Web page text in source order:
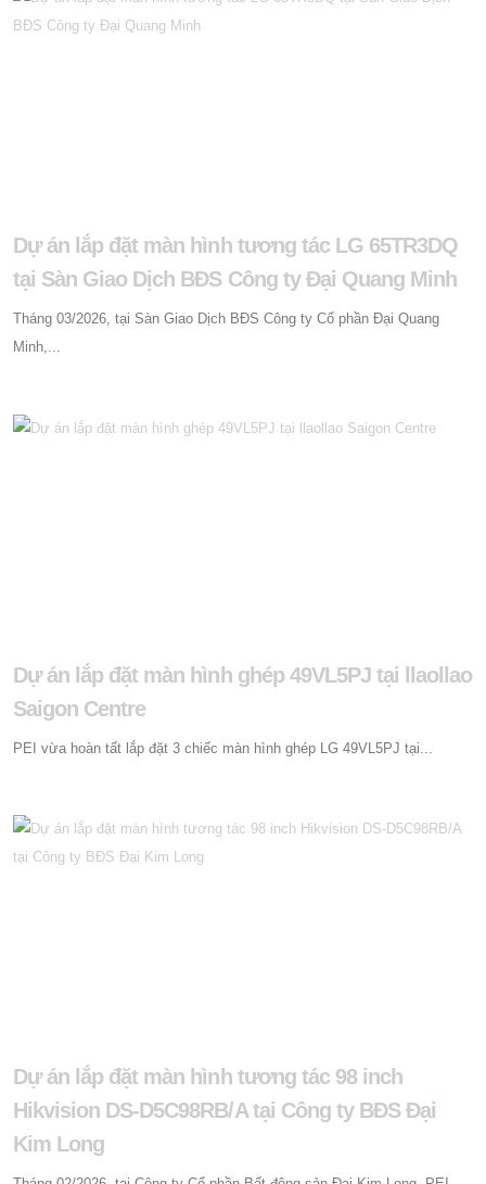
Dự án lắp đặt màn hình tương tác LG 65TR3DQ
tại Sàn Giao Dịch BĐS Công ty Đại Quang Minh
Tháng 03/2026, tại Sàn Giao Dịch BĐS Công ty Cổ phần Đại Quang
Minh,...
Dự án lắp đặt màn hình ghép 49VL5PJ tại llaollao
Saigon Centre
PEI vừa hoàn tất lắp đặt 3 chiếc màn hình ghép LG 49VL5PJ tại...
Dự án lắp đặt màn hình tương tác 98 inch
Hikvision DS-D5C98RB/A tại Công ty BĐS Đại
Kim Long